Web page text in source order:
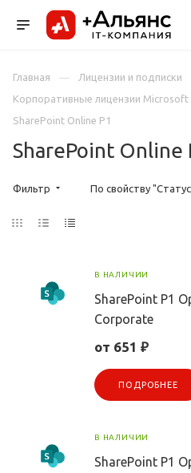
Главная
Лицензии и подписки
Корпоративные лицензии Microsoft
SharePoint Online P1
SharePoint Online
Фильтр По свойству
В НАЛИЧИИ
SharePoint P1
Corporate
от 651 ₽
ПОДРОБНЕЕ
В НАЛИЧИИ
SharePoint P1